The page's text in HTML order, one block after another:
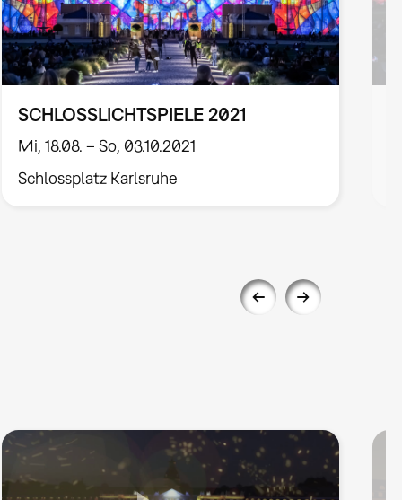
SCHLOSSLICHTSPIELE 2021
Mi, 18.08. – So, 03.10.2021
Schlossplatz Karlsruhe